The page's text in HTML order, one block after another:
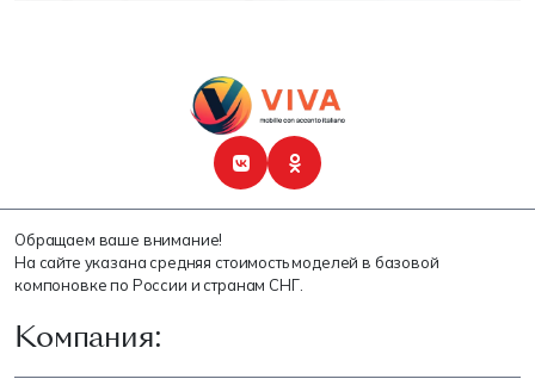
Обращаем ваше внимание!
На сайте указана средняя стоимость моделей в базовой
компоновке по России и странам СНГ.
Компания: